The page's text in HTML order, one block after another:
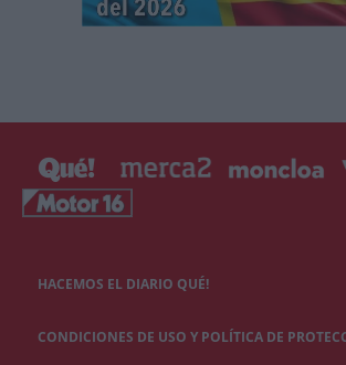
HACEMOS EL DIARIO QUÉ!
CONDICIONES DE USO Y POLÍTICA DE